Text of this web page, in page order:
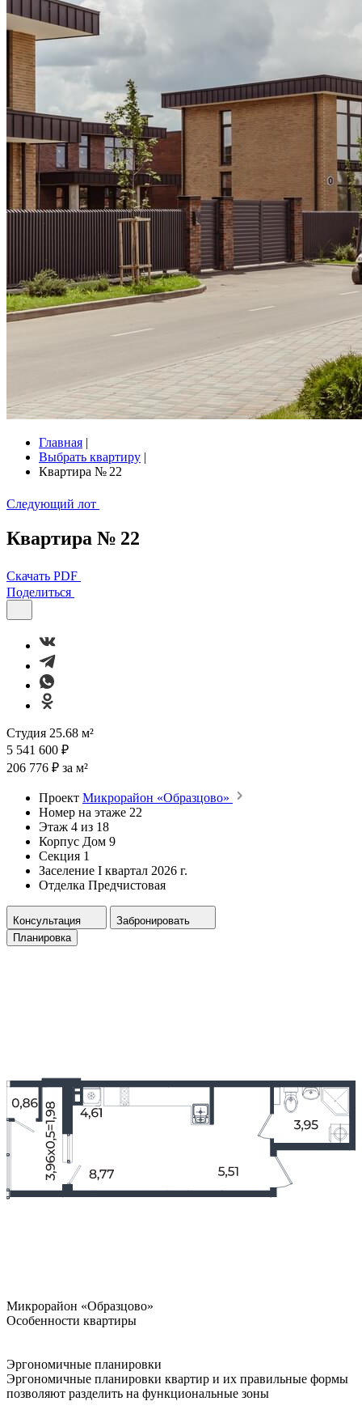
Главная |
Выбрать квартиру |
Квартира № 22
Следующий лот
Квартира № 22
Скачать PDF
Поделиться
Студия 25.68 м²
5 541 600 ₽
206 776 ₽ за м²
Проект Микрорайон «Образцово»
Номер на этаже 22
Этаж 4 из 18
Корпус Дом 9
Секция 1
Заселение I квартал 2026 г.
Отделка Предчистовая
Консультация
Забронировать
Планировка
Микрорайон «Образцово»
Особенности квартиры
Эргономичные планировки
Эргономичные планировки квартир и их правильные формы
позволяют разделить на функциональные зоны